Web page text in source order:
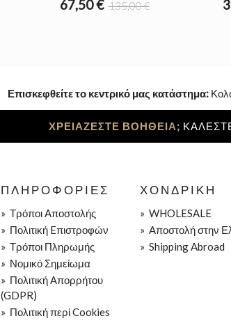
67,50 € 135,00 €
Επισκεφθείτε το κεντρικό μας κατάστημα:
ΧΡΕΙΑΖΕΣΤΕ ΒΟΗΘΕΙΑ;
ΠΛΗΡΟΦΟΡΊΕΣ
» Τρόποι Aποστολής
» Πολιτική Eπιστροφών
» Τρόποι Πληρωμής
» Νομικό Σημείωμα
» Πολιτική Απορρήτου
(GDPR)
» Πολιτική περί Cookies
ΧΟΝΔΡΙΚΉ
» WHOLESALE
» Aποστολή στην
» Shipping Abroad